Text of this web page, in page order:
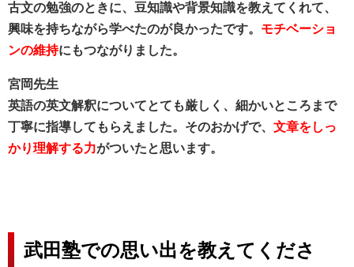
古文の勉強のときに、豆知識や背景知識を教えてくれて、
興味を持ちながら学べたのが良かったです。 モチベーショ
ンの維持にもつながりました。
宮岡先生
英語の英文解釈についてとても厳しく、細かいところまで
丁寧に指導してもらえました。そのおかげで、 文章をしっ
かり理解する力がついたと思います。
武田塾での思い出を教えてくださ